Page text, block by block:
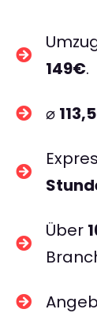
149€.
⌀
Über